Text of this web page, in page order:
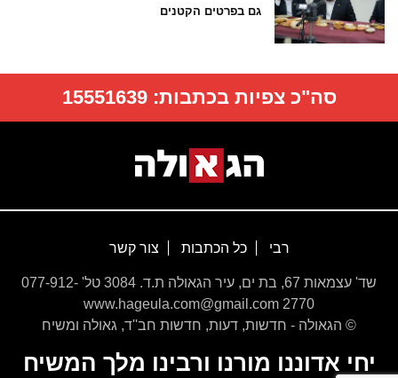
גם בפרטים הקטנים
סה"כ צפיות בכתבות:15551639
רבי כל הכתבות צור קשר
שד' עצמאות 67, בת ים, עיר הגאולה ת.ד. 3084 טל' 077-912-
2770 www.hageula.com@gmail.com
© הגאולה - חדשות, דעות, חדשות חב''ד, גאולה ומשיח
יחי אדוננו מורנו ורבינו מלך המשיח